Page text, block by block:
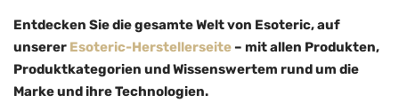
Entdecken Sie die gesamte Welt von Esoteric, auf
unserer Esoteric-Herstellerseite– mit allen Produkten,
Produktkategorien und Wissenswertem rund um die
Marke und ihre Technologien.